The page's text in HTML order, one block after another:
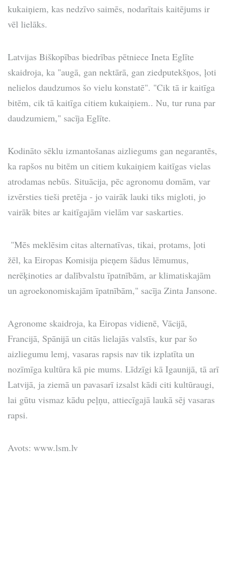
kukaiņiem, kas nedzīvo saimēs, nodarītais kaitējums ir
vēl lielāks.
Latvijas Biškopības biedrības pētniece Ineta Eglīte
skaidroja, ka "augā, gan nektārā, gan ziedputekšņos, ļoti
nelielos daudzumos šo vielu konstatē". "Cik tā ir kaitīga
bitēm, cik tā kaitīga citiem kukaiņiem.. Nu, tur runa par
daudzumiem," sacīja Eglīte.
Kodināto sēklu izmantošanas aizliegums gan negarantēs,
ka rapšos nu bitēm un citiem kukaiņiem kaitīgas vielas
atrodamas nebūs. Situācija, pēc agronomu domām, var
izvērsties tieši pretēja - jo vairāk lauki tiks migloti, jo
vairāk bites ar kaitīgajām vielām var saskarties.
"Mēs meklēsim citas alternatīvas, tikai, protams, ļoti
žēl, ka Eiropas Komisija pieņem šādus lēmumus,
nerēķinoties ar dalībvalstu īpatnībām, ar klimatiskajām
un agroekonomiskajām īpatnībām," sacīja Zinta Jansone.
Agronome skaidroja, ka Eiropas vidienē, Vācijā,
Francijā, Spānijā un citās lielajās valstīs, kur par šo
aizliegumu lemj, vasaras rapsis nav tik izplatīta un
nozīmīga kultūra kā pie mums. Līdzīgi kā Igaunijā, tā arī
Latvijā, ja ziemā un pavasarī izsalst kādi citi kultūraugi,
lai gūtu vismaz kādu peļņu, attiecīgajā laukā sēj vasaras
rapsi.
Avots: www.lsm.lv